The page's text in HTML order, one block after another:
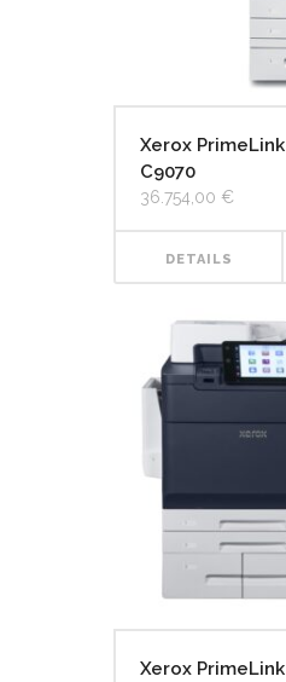
Xerox PrimeLink
C9070
36.754,00 €
DETAILS
Xerox PrimeLink